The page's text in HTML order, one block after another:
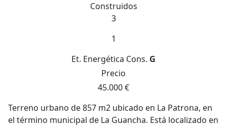
Construidos
3
1
Et. Energética Cons. G
Precio
45.000 €
Terreno urbano de 857 m2 ubicado en La Patrona, en
el término municipal de La Guancha. Está localizado en